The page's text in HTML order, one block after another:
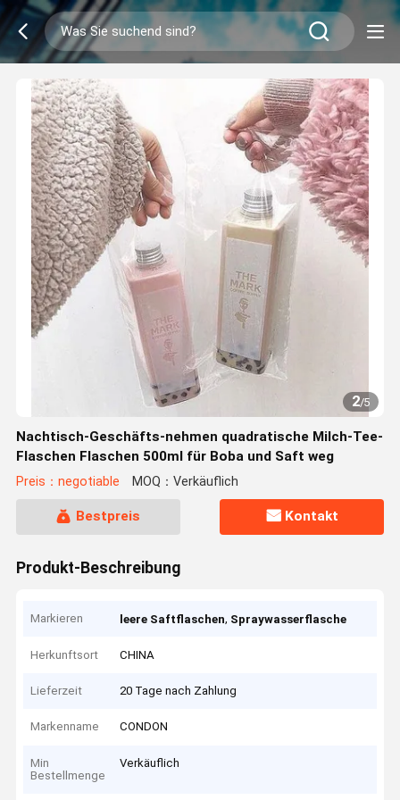
2/5
Nachtisch-Geschäfts-nehmen quadratische Milch-Tee-
Flaschen Flaschen 500ml für Boba und Saft weg
Preis：negotiable MOQ：Verkäuflich
Bestpreis Kontakt
Produkt-Beschreibung
Markieren leere Saftflaschen, Spraywasserflasche
Herkunftsort CHINA
Lieferzeit 20 Tage nach Zahlung
Markenname CONDON
Min
Bestellmenge
Verkäuflich